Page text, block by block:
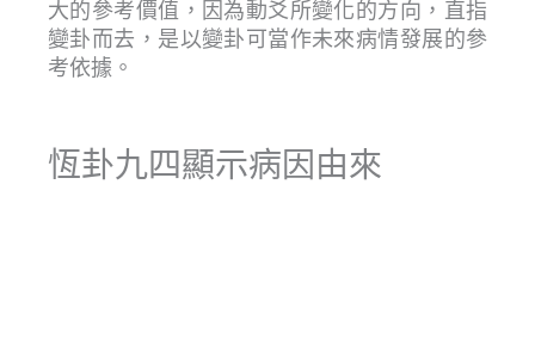
大的參考價值，因為動爻所變化的方向，直指
變卦而去，是以變卦可當作未來病情發展的參
考依據。
恆卦九四顯示病因由來